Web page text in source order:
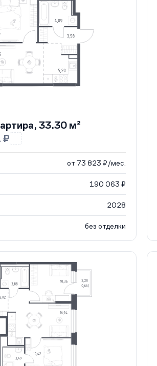
33.30 м²
₽
от 73 823 ₽/мес.
190 063 ₽
2028
без отделки